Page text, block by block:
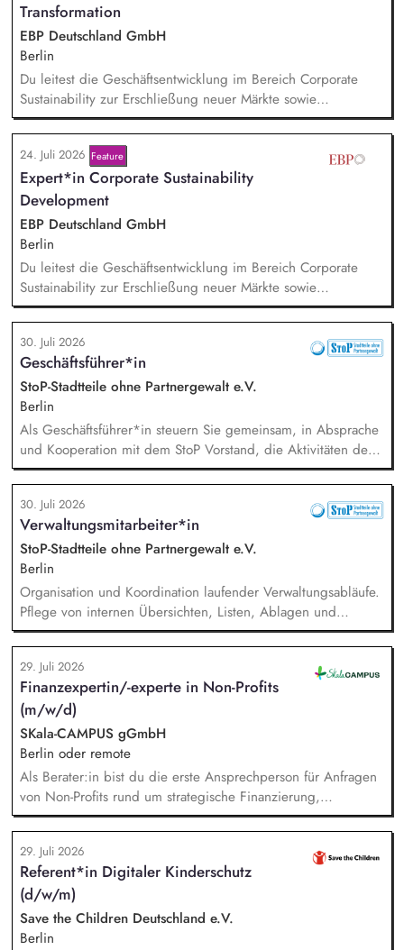
Themen und gewinnen hochrangige Referentinnen sowie
Diskussionspartnerinnen aus Politik, Wirtschaft, Wissenschaft,
Medien und Zivilgesellschaft.
Transformation
EBP Deutschland GmbH
Berlin
Du leitest die Geschäftsentwicklung im Bereich Corporate
Sustainability zur Erschließung neuer Märkte sowie
Entwicklung von Geschäftsmodellen. Dabei arbeitest du eng
mit einem bestehenden Team zusammen und entwickelst
dieses gemeinsam mit erfahrenen Projektleiter*innen weiter.
Zu Deinen Aufgaben gehören vor allem:
Strategieentwicklung: Entwurf und Umsetzung von
Wachstumsstrategie und Geschäftsmodellen, Trendanalysen:
Frühzeitige Identifikation von Branchen- und
Regulatoriktrends, Partnermanagement: Aufbau von
strategischen Partnerschaften, Kooperationen und
Netzwerken, Akquisition von Aufträgen, Neukunden und
Projekten.
24. Juli 2026 Feature
Expert*in Corporate Sustainability
Development
EBP Deutschland GmbH
Berlin
Du leitest die Geschäftsentwicklung im Bereich Corporate
Sustainability zur Erschließung neuer Märkte sowie
Entwicklung von Geschäftsmodellen. Dabei arbeitest du eng
mit einem bestehenden Team zusammen und entwickelst
dieses gemeinsam mit erfahrenen Projektleiter*innen weiter.
Zu Deinen Aufgaben gehören vor allem:
Strategieentwicklung, Trendanalysen, Partnermanagement
sowie Akquisition von Aufträgen, Neukunden und Projekten.
30. Juli 2026
Geschäftsführer*in
StoP-Stadtteile ohne Partnergewalt e.V.
Berlin
Als Geschäftsführer*in steuern Sie gemeinsam, in Absprache
und Kooperation mit dem StoP Vorstand, die Aktivitäten der
Bundesfachstelle StoP. Im Einzelnen bedeutet das:
Projektmanagement und Verantwortung für die Umsetzung
des Gesamtprojektes, Gesamtsteuerung und Sicherstellung
des wirtschaftlichen Betriebes der Geschäftsstelle und des
Vereins (Finanzierung, Controlling), Akquise von
Fördermitteln und Spenden sowie Personalverantwortung für
die Bundesfachstelle mit 4 Mitarbeitenden.
30. Juli 2026
Verwaltungsmitarbeiter*in
StoP-Stadtteile ohne Partnergewalt e.V.
Berlin
Organisation und Koordination laufender Verwaltungsabläufe.
Pflege von internen Übersichten, Listen, Ablagen und
Dokumentationen. Verwaltung von Terminen, Fristen,
Anfragen und interner Kommunikation. Unterstützung bei der
Organisation von Veranstaltungen (online und in Präsenz).
Administrative Unterstützung der Vereinsarbeit, insbesondere
bei der Verwaltung der Mitgliederdaten, Mitgliedsbeiträge,
Vereinsregister und bei der Organisation von
Vereinsgremien.
29. Juli 2026
Finanzexpertin/-experte in Non-Profits
(m/w/d)
SKala-CAMPUS gGmbH
Berlin oder remote
Als Berater:in bist du die erste Ansprechperson für Anfragen
von Non-Profits rund um strategische Finanzierung,
Finanzmanagement und Fundraising. Dabei entwickelst du
den gesamten Prozess von der Anfrage über
Angebotserstellung bis zur eigenverantwortlichen Umsetzung.
Auf Basis der jeweiligen Herausforderungen entwickelst du
passgenaue Beratungsprozesse und berätst Organisationen zu
zentralen Fragen ihrer finanziellen Steuerung und
strategischen Weiterentwicklung.
29. Juli 2026
Referent*in Digitaler Kinderschutz
(d/w/m)
Save the Children Deutschland e.V.
Berlin